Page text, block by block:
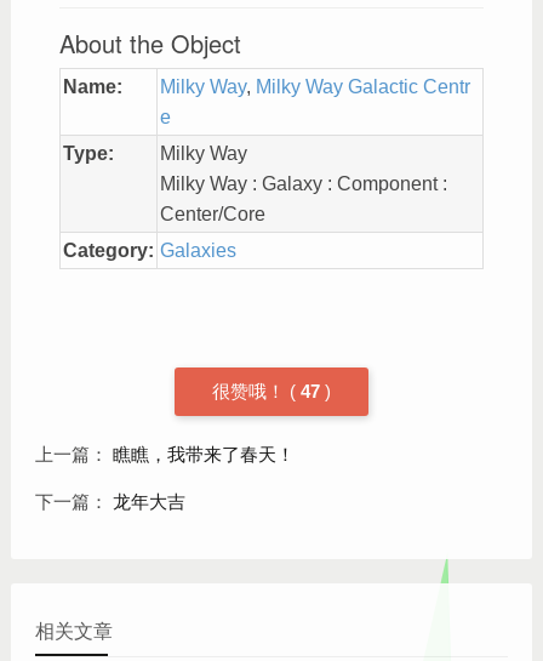
About the Object
Name: Milky Way, Milky Way Galactic Centr
e
Type:
Milky Way
Milky Way : Galaxy : Component :
Center/Core
Category: Galaxies
很赞哦！ (47 )
上一篇： 瞧瞧，我带来了春天！
下一篇： 龙年大吉
相关文章